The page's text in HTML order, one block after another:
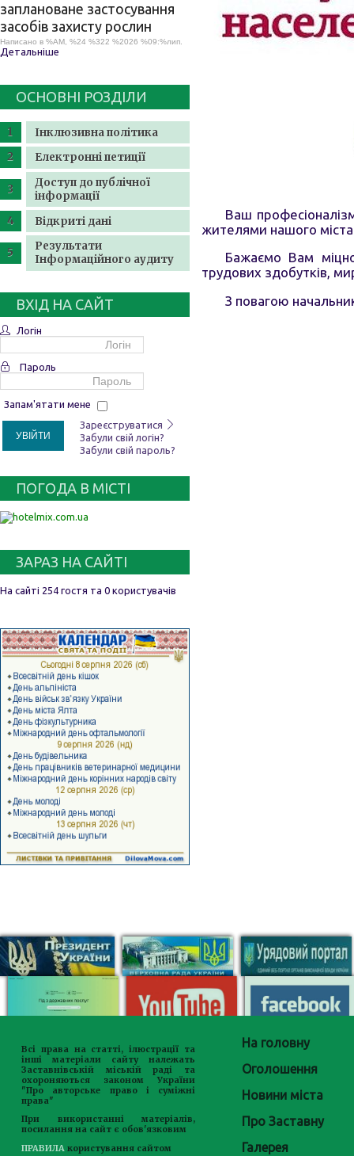
заплановане застосування
засобів захисту рослин
Написано в %AM, %24 %322 %2026 %09:%лип.
Детальніше
ОСНОВНІ РОЗДІЛИ
Інклюзивна політика
Електронні петиції
Доступ до публічної
інформації
Відкриті дані
Результати
Інформаційного аудиту
ВХІД НА САЙТ
Логін
Пароль
Запам'ятати мене
УВІЙТИ
Зареєструватися
Забули свій логін?
Забули свій пароль?
ПОГОДА В МІСТІ
ЗАРАЗ НА САЙТІ
На сайті 254 гостя та 0 користувачів
Ваш
жителями нашого
Бажаємо Вам
трудових здобутків,
З повагою
Всі права на статті, ілюстрації та
інші матеріали сайту належать
Заставнівській міській раді та
охороняються законом України
"Про авторське право і суміжні
права"
При використанні матеріалів,
посилання на сайт є обов'язковим
ПРАВИЛА користування сайтом
На головну
Оголошення
Новини міста
Про Заставну
Галерея